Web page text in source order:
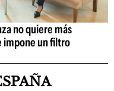
no quiere más
impone un filtro